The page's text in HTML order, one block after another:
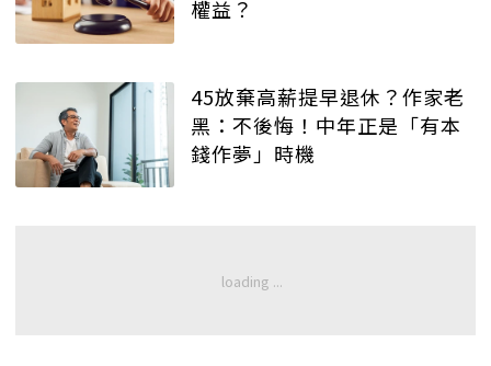
權益？
45放棄高薪提早退休？作家老
黑：不後悔！中年正是「有本
錢作夢」時機